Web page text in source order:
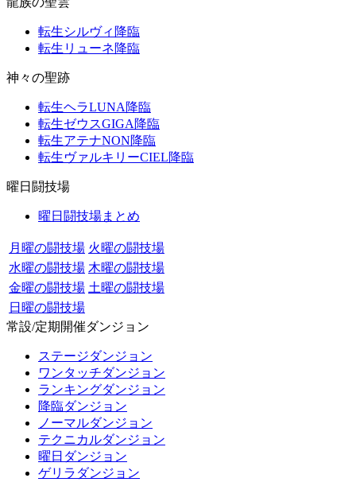
転生シルヴィ降臨
転生リューネ降臨
神々の聖跡
転生ヘラLUNA降臨
転生ゼウスGIGA降臨
転生アテナNON降臨
転生ヴァルキリーCIEL降臨
曜日闘技場
曜日闘技場まとめ
月曜の闘技場 火曜の闘技場
水曜の闘技場 木曜の闘技場
金曜の闘技場 土曜の闘技場
日曜の闘技場
常設/定期開催ダンジョン
ステージダンジョン
ワンタッチダンジョン
ランキングダンジョン
降臨ダンジョン
ノーマルダンジョン
テクニカルダンジョン
曜日ダンジョン
ゲリラダンジョン